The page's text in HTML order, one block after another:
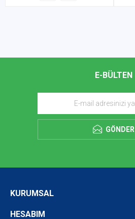
E-BÜLTEN
GÖNDER
KURUMSAL
HESABIM